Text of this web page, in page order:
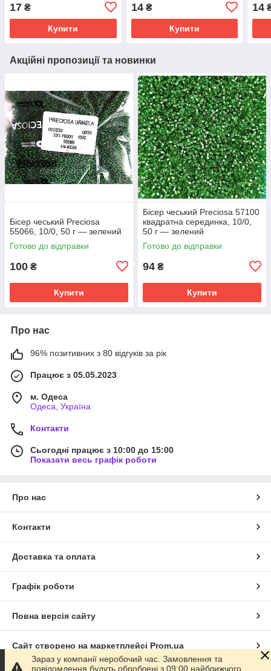
17 ₴
Купити
14₴
Купити
14
Акційні пропозиції та новинки
Бісер чеський Preciosa
55066, 10/0, 50 г — зелений
Готово до відправки
100 ₴
Купити
Бісер чеський Preciosa 57100
квадратна серединка, 10/0,
50 г — зелений
Готово до відправки
94 ₴
Купити
Про нас
96% позитивних з 80 відгуків за рік
Працює з 05.05.2023
м. Одеса
Одеса, Україна
Контакти
Сьогодні працює з 10:00 до 15:00
Показати весь графік роботи
Про нас
Контакти
Доставка та оплата
Графік роботи
Повна версія сайту
Сайт створено на маркетплейсі Prom.ua
Зараз у компанії неробочий час. Замовлення та
повідомлення будуть оброблені з 09:00 найближчого